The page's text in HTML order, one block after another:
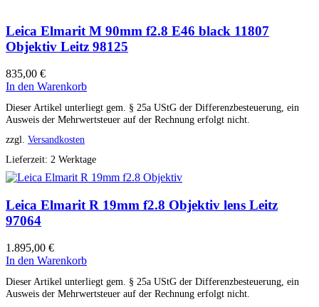
Leica Elmarit M 90mm f2.8 E46 black 11807
Objektiv Leitz 98125
835,00 €
In den Warenkorb
Dieser Artikel unterliegt gem. § 25a UStG der Differenzbesteuerung, ein
Ausweis der Mehrwertsteuer auf der Rechnung erfolgt nicht.
zzgl. Versandkosten
Lieferzeit: 2 Werktage
Leica Elmarit R 19mm f2.8 Objektiv lens Leitz
97064
1.895,00 €
In den Warenkorb
Dieser Artikel unterliegt gem. § 25a UStG der Differenzbesteuerung, ein
Ausweis der Mehrwertsteuer auf der Rechnung erfolgt nicht.